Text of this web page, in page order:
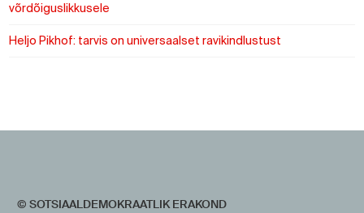
võrdõiguslikkusele
Heljo Pikhof: tarvis on universaalset ravikindlustust
© SOTSIAALDEMOKRAATLIK ERAKOND